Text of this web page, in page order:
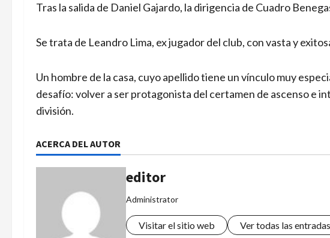
Tras la salida de Daniel Gajardo, la dirigencia de Cuadro
Se trata de Leandro Lima, ex jugador del club, con vasta y
Un hombre de la casa, cuyo apellido tiene un vínculo muy
desafío: volver a ser protagonista del certamen de ascenso e
división.
ACERCA DEL AUTOR
editor
Administrator
Visitar el sitio web Ver todas las entradas